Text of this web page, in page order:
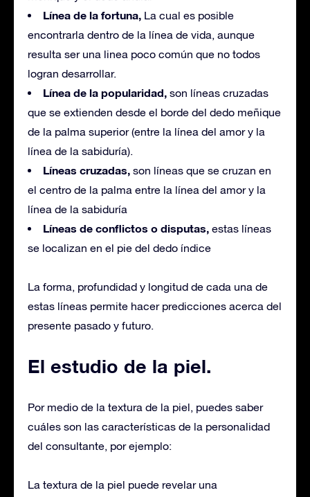
Línea de la fortuna, La cual es posible
encontrarla dentro de la línea de vida, aunque
resulta ser una linea poco común que no todos
logran desarrollar.
Línea de la popularidad, son líneas cruzadas
que se extienden desde el borde del dedo meñique
de la palma superior (entre la línea del amor y la
línea de la sabiduría).
Líneas cruzadas, son líneas que se cruzan en
el centro de la palma entre la línea del amor y la
línea de la sabiduría
Líneas de conflictos o disputas, estas líneas
se localizan en el pie del dedo índice
La forma, profundidad y longitud de cada una de
estas líneas permite hacer predicciones acerca del
presente pasado y futuro.
El estudio de la piel.
Por medio de la textura de la piel, puedes saber
cuáles son las características de la personalidad
del consultante, por ejemplo:
La textura de la piel puede revelar una